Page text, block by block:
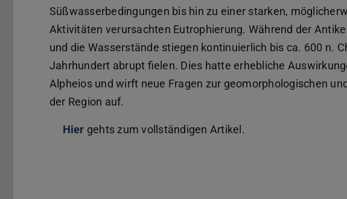
Süßwasserbedingungen bis hin zu einer starken,
Aktivitäten verursachten Eutrophierung. Während der
und die Wasserstände stiegen kontinuierlich bis ca. 600 n.
Jahrhundert abrupt fielen. Dies hatte erhebliche
Alpheios und wirft neue Fragen zur geomorphologischen
der Region auf.
Hier gehts zum vollständigen Artikel.